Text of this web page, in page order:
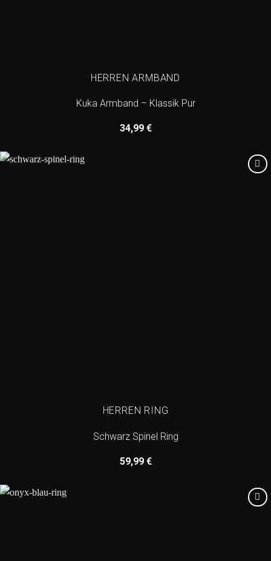
HERREN ARMBAND
Kuka Armband – Klassik Pur
34,99 €
HERREN RING
Schwarz Spinel Ring
59,99 €